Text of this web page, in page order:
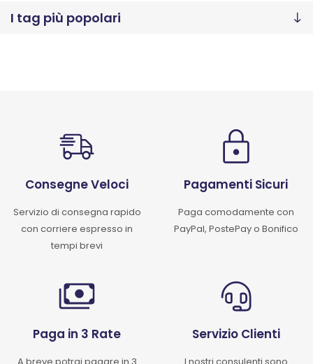
I tag più popolari
Consegne Veloci
Servizio di consegna rapido
con corriere espresso in
tempi brevi
Pagamenti Sicuri
Paga comodamente con
PayPal, PostePay o Bonifico
Paga in 3 Rate
A breve potrai pagare in 3
Servizio Clienti
I nostri consulenti sono